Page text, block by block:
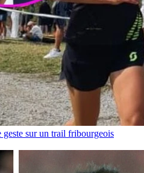
geste sur un trail fribourgeois